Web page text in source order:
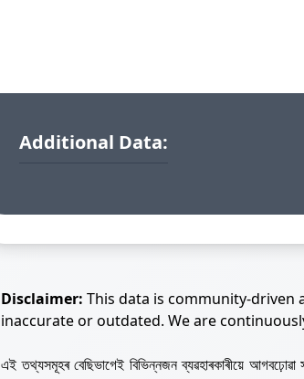
Additional Data:
Disclaimer: This data is community-driven
inaccurate or outdated. We are
এই তথ্যসমূহৰ বেছিভাগেই বিভিন্নজন ব্যৱহাৰকাৰীয়ে